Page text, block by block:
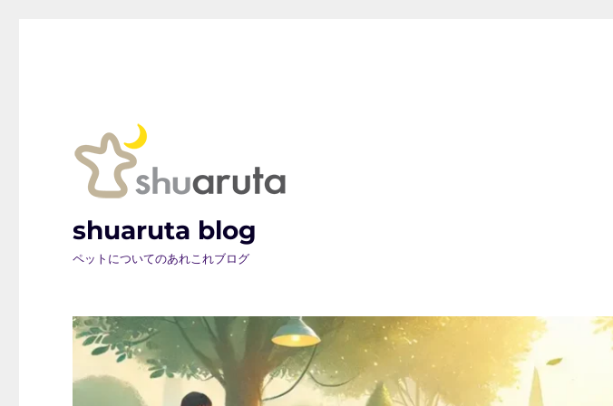
shuaruta blog
ペットについてのあれこれブログ